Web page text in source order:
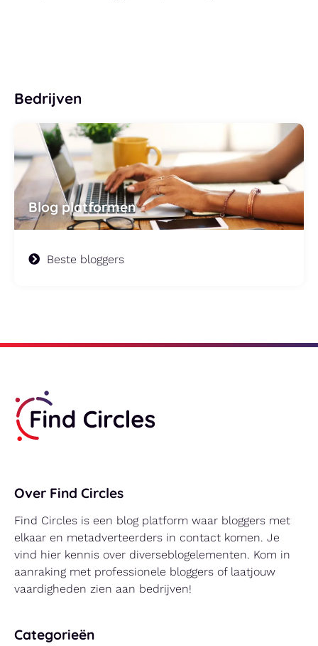
Bedrijven
Blog platformen
Beste bloggers
Over Find Circles
Find Circles is een blog platform waar bloggers met
elkaar en metadverteerders in contact komen. Je
vind hier kennis over diverseblogelementen. Kom in
aanraking met professionele bloggers of laatjouw
vaardigheden zien aan bedrijven!
Categorieën